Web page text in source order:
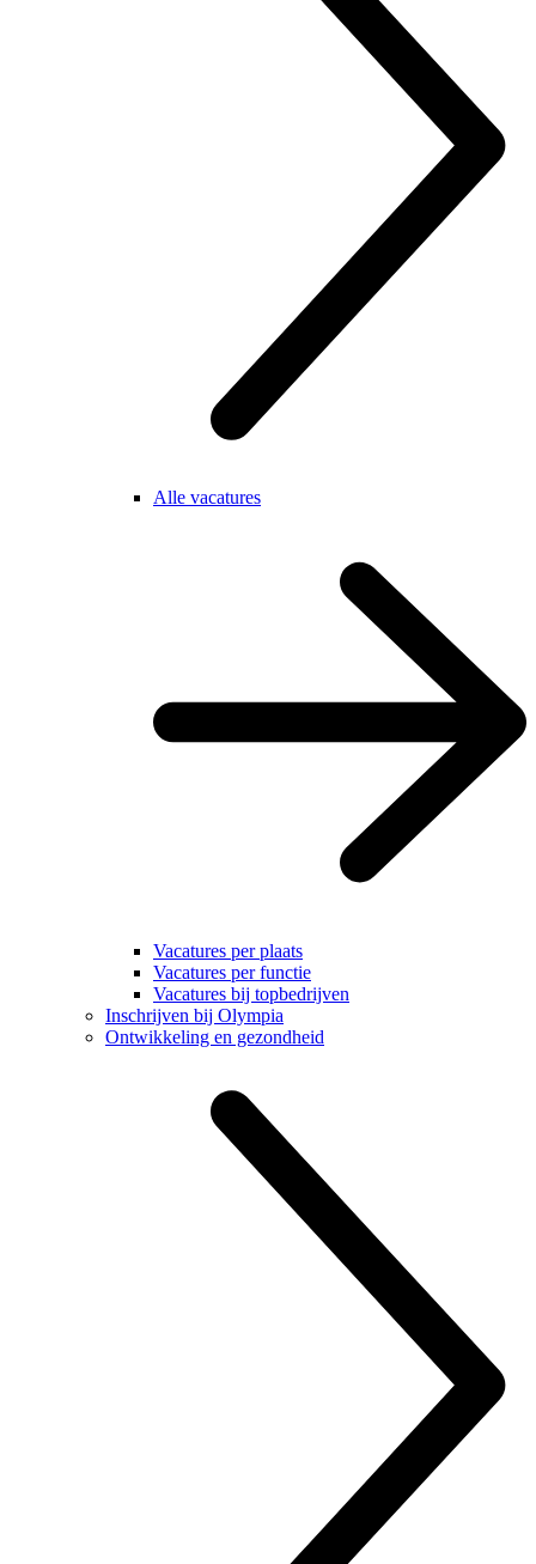
Alle vacatures
Vacatures per plaats
Vacatures per functie
Vacatures bij topbedrijven
Inschrijven bij Olympia
Ontwikkeling en gezondheid